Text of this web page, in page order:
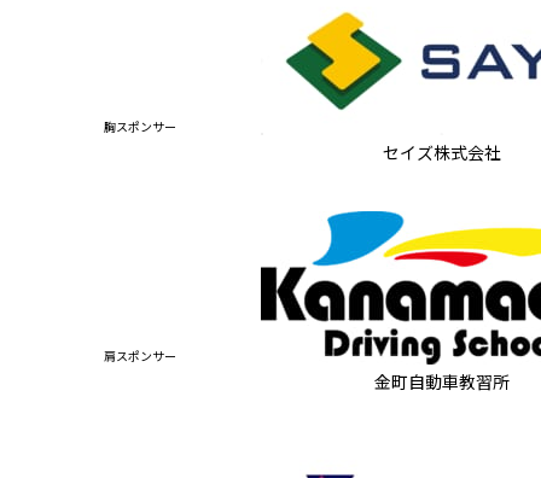
胸スポンサー
セイズ株式会社
肩スポンサー
金町自動車教習所